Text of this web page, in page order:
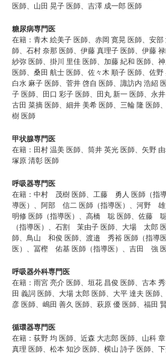
医師、山田 晃子 医師、吉澤 成一郎 医師
糖尿病専門医
在籍：青木 絵美子 医師、赤岡 寛晃 医師、安
師、石村 奈那 医師、伊藤 真理子 医師、伊藤
紗弥 医師、掛川 里佳 医師、加藤 紀和 医師、
医師、桑田 航士 医師、佐々木 順子 医師、佐野
白水 麻子 医師、菅井 啓自 医師、諏訪内 浩紹
子 医師、田口 彩子 医師、田丸 新一 医師、永井
古田 菜摘 医師、細井 美希 医師、三輪 隆 医師
樹 医師
甲状腺専門医
在籍：田村 温美 医師、筒井 英光 医師、矢野
塚原 清彰 医師
呼吸器専門医
在籍：中村 茂樹 医師、工藤 勇人 医師（指
導医）、阿部 信二 医師（指導医）、河野
明修 医師（指導医）、高橋 聡 医師、佐藤
（指導医）、石割 茉由子 医師、大場 太郎
師、鳥山 和俊 医師、渡邉 秀裕 医師（指導
医）、冨樫 佑基 医師（指導医）、吉田 強 医
呼吸器外科専門医
在籍：雨宮 亮介 医師、垣花 昌俊 医師、古本
田 義詞 医師、大場 太郎 医師、大平 達夫 医師
彦 医師、嶋田 善久 医師、萩原 優 医師、福田
循環器専門医
在籍：荻野 均 医師、近森 大志郎 医師、山科
真理 医師、松本 知沙 医師、横山 詩子 医師、